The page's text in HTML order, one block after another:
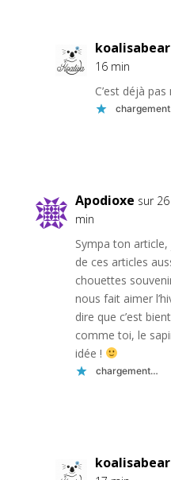
koalisabear
16 min
C’est déjà
Apodioxe sur
min
Sympa ton
de ces articles
chouettes
nous fait aimer
dire que c’est
comme toi, le
idée !
chargement…
koalisabear